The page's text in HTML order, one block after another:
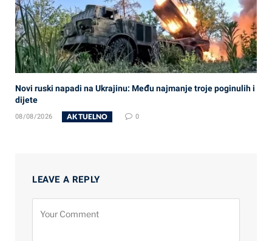
Novi ruski napadi na Ukrajinu: Među najmanje troje poginulih i
dijete
08/08/2026 AKTUELNO 0
LEAVE A REPLY